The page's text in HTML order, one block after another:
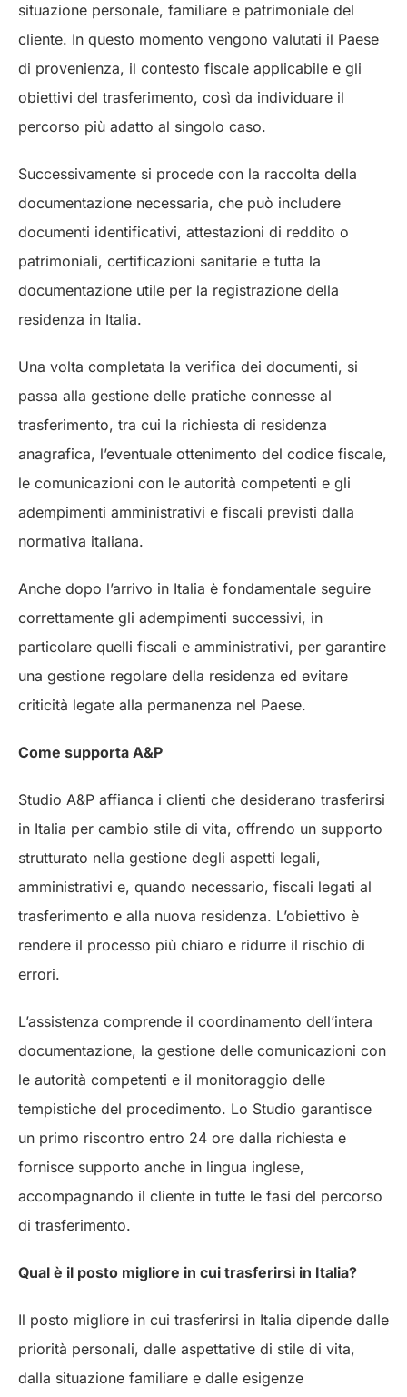
situazione personale, familiare e patrimoniale del
cliente. In questo momento vengono valutati il Paese
di provenienza, il contesto fiscale applicabile e gli
obiettivi del trasferimento, così da individuare il
percorso più adatto al singolo caso.
Successivamente si procede con la raccolta della
documentazione necessaria, che può includere
documenti identificativi, attestazioni di reddito o
patrimoniali, certificazioni sanitarie e tutta la
documentazione utile per la registrazione della
residenza in Italia.
Una volta completata la verifica dei documenti, si
passa alla gestione delle pratiche connesse al
trasferimento, tra cui la richiesta di residenza
anagrafica, l’eventuale ottenimento del codice fiscale,
le comunicazioni con le autorità competenti e gli
adempimenti amministrativi e fiscali previsti dalla
normativa italiana.
Anche dopo l’arrivo in Italia è fondamentale seguire
correttamente gli adempimenti successivi, in
particolare quelli fiscali e amministrativi, per garantire
una gestione regolare della residenza ed evitare
criticità legate alla permanenza nel Paese.
Come supporta A&P
Studio A&P affianca i clienti che desiderano trasferirsi
in Italia per cambio stile di vita, offrendo un supporto
strutturato nella gestione degli aspetti legali,
amministrativi e, quando necessario, fiscali legati al
trasferimento e alla nuova residenza. L’obiettivo è
rendere il processo più chiaro e ridurre il rischio di
errori.
L’assistenza comprende il coordinamento dell’intera
documentazione, la gestione delle comunicazioni con
le autorità competenti e il monitoraggio delle
tempistiche del procedimento. Lo Studio garantisce
un primo riscontro entro 24 ore dalla richiesta e
fornisce supporto anche in lingua inglese,
accompagnando il cliente in tutte le fasi del percorso
di trasferimento.
Qual è il posto migliore in cui trasferirsi in Italia?
Il posto migliore in cui trasferirsi in Italia dipende dalle
priorità personali, dalle aspettative di stile di vita,
dalla situazione familiare e dalle esigenze